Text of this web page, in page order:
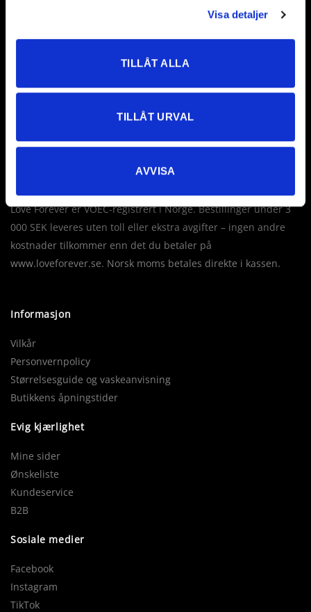
Visa detaljer
TILLÅT ALLA
TILLÅT URVAL
AVVISA
Evig kjærlighet AB
Sverige
E-post:info@loveforever.se
Love Forever er VOEC-registrert i Norge. Bestillinger under 3
000 SEK leveres uten toll eller ekstra avgifter – ingen andre
kostnader tilkommer enn det du betaler på
www.loveforever.se. Norsk moms betales direkte i kassen.
Informasjon
Vilkår
Personvernpolicy
Størrelsesguide og vaskeanvisning
Butikkens åpningstider
Evig kjærlighet
Mine sider
Ønskeliste
Kundeservice
B2B
Sosiale medier
Facebook
Instagram
TikTok